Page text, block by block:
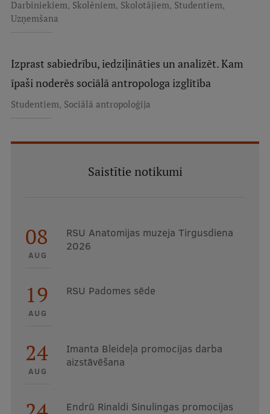
Starptautiskā sadarbība
Mobilitātes programmas
EURAXESS RSU kontaktpunkts
Darbiniekiem, Skolēniem, Skolotājiem, Studentiem,
Uzņemšana
Izprast sabiedrību, iedziļināties un analizēt. Kam
īpaši noderēs sociālā antropologa izglītība
Studentiem, Sociālā antropoloģija
Saistītie notikumi
08
AUG
RSU Anatomijas muzeja Tirgusdiena
2026
19
AUG
RSU Padomes sēde
24
AUG
Imanta Bleideļa promocijas darba
aizstāvēšana
Endrū Rinaldi Sinulingas promocijas